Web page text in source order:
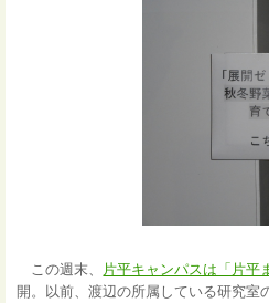
この週末、 片平キャンパスは「片平
開。以前、渡辺の所属している研究室